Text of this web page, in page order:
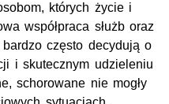
których życie i
współpraca służb oraz
często decydują o
i skutecznym udzieleniu
schorowane nie mogły